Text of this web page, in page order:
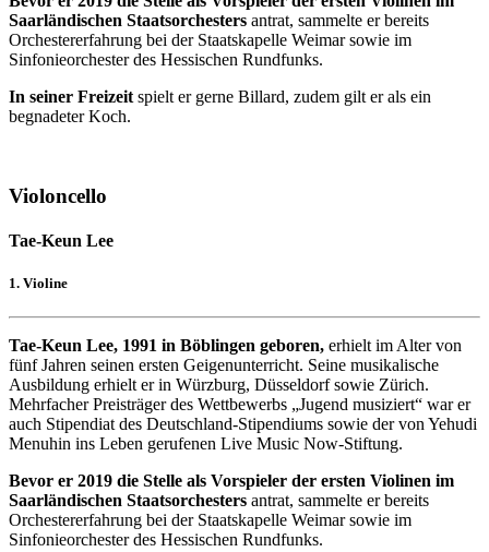
Saarländischen Staatsorchesters antrat, sammelte er bereits
Orchestererfahrung bei der Staatskapelle Weimar sowie im
Sinfonieorchester des Hessischen Rundfunks.
In seiner Freizeit spielt er gerne Billard, zudem gilt er als ein
begnadeter Koch.
Violoncello
Tae-Keun Lee
1. Violine
Tae-Keun Lee, 1991 in Böblingen geboren, erhielt im Alter von
fünf Jahren seinen ersten Geigenunterricht. Seine musikalische
Ausbildung erhielt er in Würzburg, Düsseldorf sowie Zürich.
Mehrfacher Preisträger des Wettbewerbs „Jugend musiziert“ war er
auch Stipendiat des Deutschland-Stipendiums sowie der von Yehudi
Menuhin ins Leben gerufenen Live Music Now-Stiftung.
Bevor er 2019 die Stelle als Vorspieler der ersten Violinen im
Saarländischen Staatsorchesters antrat, sammelte er bereits
Orchestererfahrung bei der Staatskapelle Weimar sowie im
Sinfonieorchester des Hessischen Rundfunks.